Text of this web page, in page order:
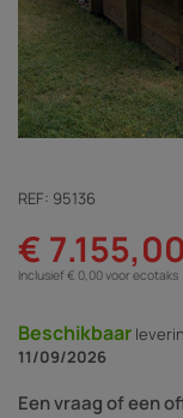
REF: 95136
€ 7.155,00
Inclusief € 0,00 voor ecotaks
Beschikbaar
11/09/2026
Een vraag of een